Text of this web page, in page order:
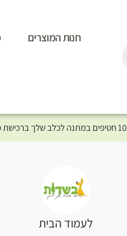
חנות המוצרים
10 חטיפים במתנה לכלב שלך ברכישת מוצר מקטגוריית המומלצים ⤎ לחצו כאן למוצרים המומלצים לכלב
לעמוד הבית